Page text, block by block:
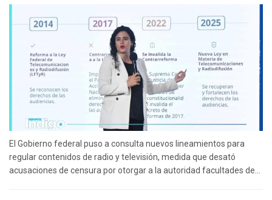
El Gobierno federal puso a consulta nuevos lineamientos para
regular contenidos de radio y televisión, medida que desató
acusaciones de censura por otorgar a la autoridad facultades de...